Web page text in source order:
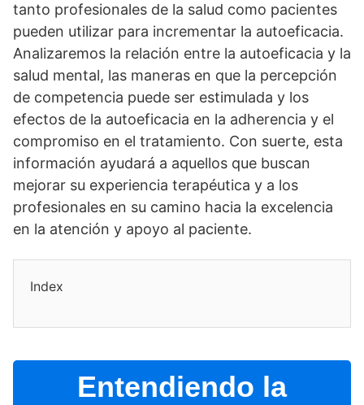
tanto profesionales de la salud como pacientes
pueden utilizar para incrementar la autoeficacia.
Analizaremos la relación entre la autoeficacia y la
salud mental, las maneras en que la percepción
de competencia puede ser estimulada y los
efectos de la autoeficacia en la adherencia y el
compromiso en el tratamiento. Con suerte, esta
información ayudará a aquellos que buscan
mejorar su experiencia terapéutica y a los
profesionales en su camino hacia la excelencia
en la atención y apoyo al paciente.
Index
Entendiendo la